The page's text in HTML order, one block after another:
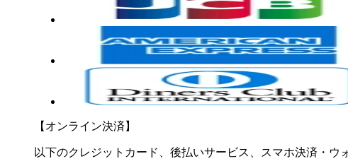
【オンライン決済】
以下のクレジットカード、後払いサービス、スマホ決済・ウ